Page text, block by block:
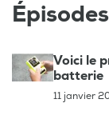
Voici le
batterie
11 janvier